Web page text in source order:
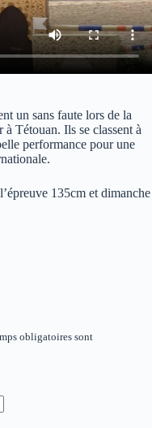
un sans faute lors de la
Tétouan. Ils se classent à
performance pour une
135cm et dimanche
obligatoires sont